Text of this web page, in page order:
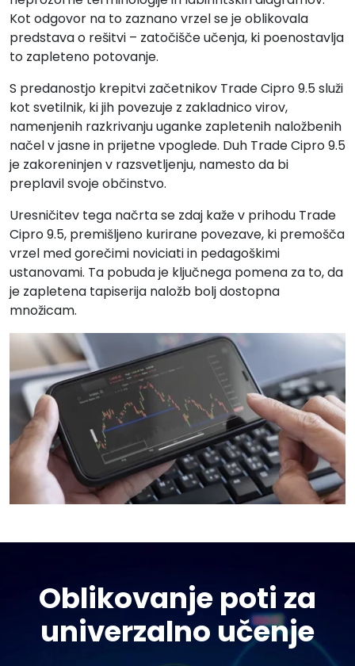
Kot odgovor na to zaznano vrzel se je oblikovala
predstava o rešitvi – zatočišče učenja, ki poenostavlja
to zapleteno potovanje.
S predanostjo krepitvi začetnikov Trade Cipro 9.5 služi
kot svetilnik, ki jih povezuje z zakladnico virov,
namenjenih razkrivanju uganke zapletenih naložbenih
načel v jasne in prijetne vpoglede. Duh Trade Cipro 9.5
je zakoreninjen v razsvetljenju, namesto da bi
preplavil svoje občinstvo.
Uresničitev tega načrta se zdaj kaže v prihodu Trade
Cipro 9.5, premišljeno kurirane povezave, ki premošča
vrzel med gorečimi noviciati in pedagoškimi
ustanovami. Ta pobuda je ključnega pomena za to, da
je zapletena tapiserija naložb bolj dostopna
množicam.
Oblikovanje poti za
univerzalno učenje